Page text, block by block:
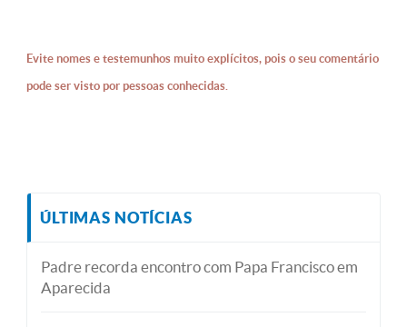
Evite nomes e testemunhos muito explícitos, pois o seu comentário
pode ser visto por pessoas conhecidas.
ÚLTIMAS NOTÍCIAS
Padre recorda encontro com Papa Francisco em
Aparecida